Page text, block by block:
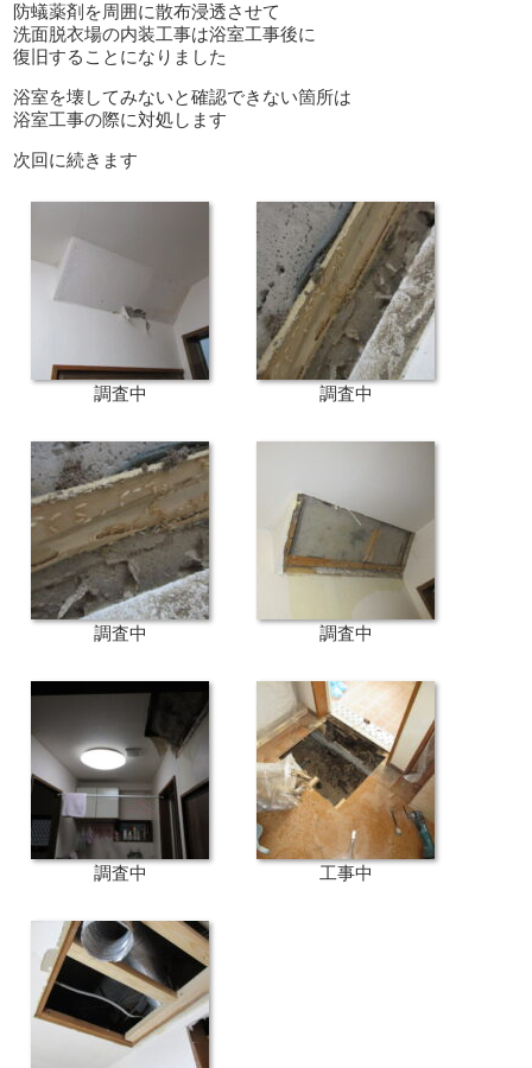
防蟻薬剤を周囲に散布浸透させて
洗面脱衣場の内装工事は浴室工事後に
復旧することになりました
浴室を壊してみないと確認できない箇所は
浴室工事の際に対処します
次回に続きます
調査中 調査中
調査中 調査中
調査中 工事中